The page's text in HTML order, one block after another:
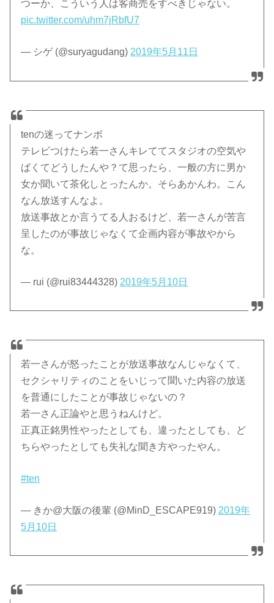
つーか、こういう人は客商売をすべきじゃない。
pic.twitter.com/uhm7jRbfU7
— シゲ (@suryagudang)2019年5月11日
tenの迷ってナンボ
テレビつけたら若一さんキレててスタジオの空気や
ばくてどうしたんや？て思ったら、一般の方に男か
女か聞いて茶化しとったんか。そらあかんわ。こん
なん放送すんなよ。
放送事故とか言うてる人おるけど、若一さんが苦言
呈したのが事故じゃなくて企画内容が事故やから
な。
— rui (@rui83444328) 2019年5月10日
若一さんが怒ったことが放送事故なんじゃなくて、
セクシャリティのことをいじって聞いた内容の放送
を普通にしたことが事故じゃないの？
若一さん正論やと思うねんけど。
正真正銘男性やったとしても、違ったとしても、ど
ちらやったとしても失礼な聞き方やったやん。
#ten
— きか@大阪の後輩 (@MinD_ESCAPE919) 2019年
5月10日